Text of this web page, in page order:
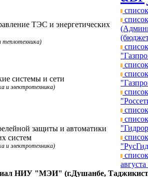
ТЭС и энергетических
теплотехника)
системы и сети
и электротехника)
защиты и автоматики
систем
и электротехника)
НИУ "МЭИ" (г.Душанбе,